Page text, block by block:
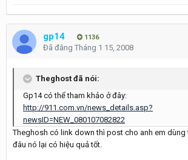
gp14 1136
Đã đăng Tháng 1 15, 2008
Theghost đã nói:
Gp14 có thể tham khảo ở đây:
http://911.com.vn/news_details.asp?
newsID=NEW_080107082822
Theghosh có link down thì post cho anh em dùng
đâu nó lại có hiệu quả tốt.